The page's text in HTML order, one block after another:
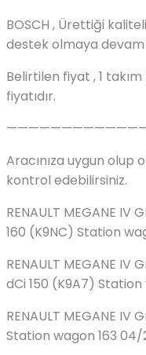
BOSCH , Ürettiği
destek olmaya devam
Belirtilen fiyat , 1
fiyatıdır.
Aracınıza uygun olup
kontrol edebilirsiniz.
RENAULT MEGANE
160 (K9NC) Station
RENAULT MEGANE
dCi 150 (K9A7) Station
RENAULT MEGANE
Station wagon 163 04/